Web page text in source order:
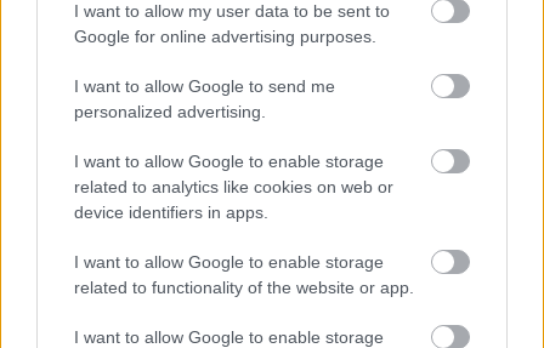
I want to allow my user data to be sent to
Google for online advertising purposes.
I want to allow Google to send me
personalized advertising.
I want to allow Google to enable storage
related to analytics like cookies on web or
device identifiers in apps.
I want to allow Google to enable storage
related to functionality of the website or app.
I want to allow Google to enable storage
Egyre több embernél jelentkezik ez a hiányállapot – az
első jelek szinte észrevehetetlenek